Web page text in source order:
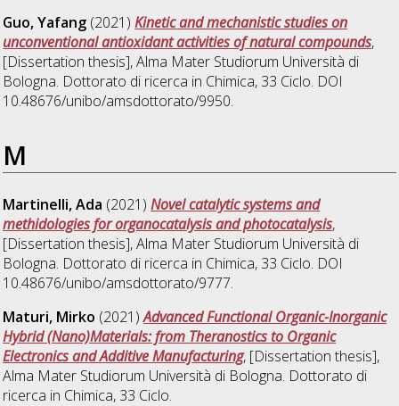
Guo, Yafang (2021)Kinetic and mechanistic studies on
unconventional antioxidant activities of natural compounds,
[Dissertation thesis], Alma Mater Studiorum Università di
Bologna. Dottorato di ricerca in Chimica, 33 Ciclo. DOI
10.48676/unibo/amsdottorato/9950.
M
Martinelli, Ada (2021)Novel catalytic systems and
methidologies for organocatalysis and photocatalysis,
[Dissertation thesis], Alma Mater Studiorum Università di
Bologna. Dottorato di ricerca in Chimica, 33 Ciclo. DOI
10.48676/unibo/amsdottorato/9777.
Maturi, Mirko (2021)Advanced Functional Organic-Inorganic
Hybrid (Nano)Materials: from Theranostics to Organic
Electronics and Additive Manufacturing, [Dissertation thesis],
Alma Mater Studiorum Università di Bologna. Dottorato di
ricerca in Chimica, 33 Ciclo.